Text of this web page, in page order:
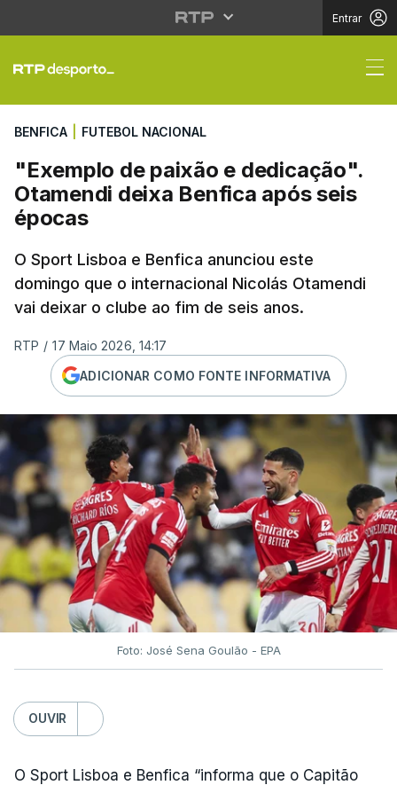
Entrar
"Exemplo de paixão
BENFICA FUTEBOL NACIONAL
"Exemplo de paixão e dedicação".
Otamendi deixa Benfica após seis
épocas
O Sport Lisboa e Benfica anunciou este
domingo que o internacional Nicolás Otamendi
vai deixar o clube ao fim de seis anos.
RTP / 17 Maio 2026, 14:17
ADICIONAR COMO FONTE INFORMATIVA
Foto: José Sena Goulão - EPA
OUVIR
O Sport Lisboa e Benfica “informa que o Capitão